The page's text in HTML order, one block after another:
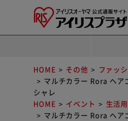
HOME その他 ファッ
マルチカラー Rora ヘア
シャレ
HOME
イベント 生活
マルチカラー Rora ヘア